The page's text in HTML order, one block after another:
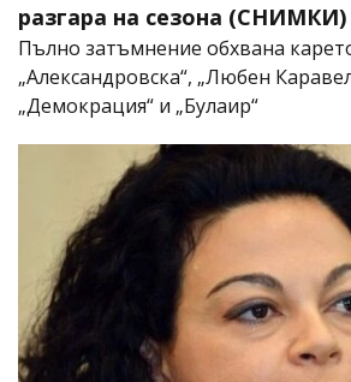
разгара на сезона (СНИМКИ)
Пълно затъмнение обхвана
„Александровска“, „Любен
„Демокрация“ и „Булаир“